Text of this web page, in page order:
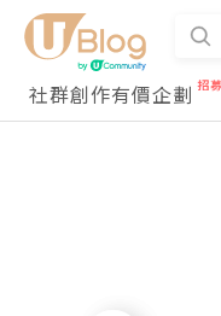
社群創作有價企劃